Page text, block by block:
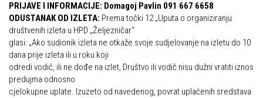
Dosadašnje aktivnosti
Novosti Markacijske komisije
Putevi koje održava HPD Željezničar
Povijest Markacijske komisije
PRIJAVE I INFORMACIJE: Domagoj Pavlin 091 667 6658
ODUSTANAK OD IZLETA: Prema točki 12 „Uputa o organiziranju
društvenih izleta u HPD „Željezničar“
glasi: „Ako sudionik izleta ne otkaže svoje sudjelovanje na izletu do 10
dana prije izleta ili u roku koji
odredi vodič, ili ne dođe na izlet, Društvo ili vodič nisu dužni vratiti iznos
predujma odnosno
cjelokupne uplate. Izuzeto od navedenog, povrat uplaćenih sredstava